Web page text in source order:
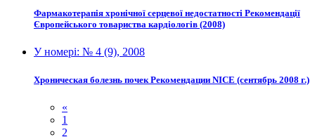
Фармакотерапія хронічної серцевої недостатності Рекомендації
Європейського товариства кардіологів (2008)
У номері: № 4 (9), 2008
Хроническая болезнь почек Рекомендации NICE (сентябрь 2008 г.)
«
1
2